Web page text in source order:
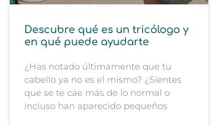
Descubre qué es un tricólogo y
en qué puede ayudarte
¿Has notado últimamente que tu
cabello ya no es el mismo? ¿Sientes
que se te cae más de lo normal o
incluso han aparecido pequeños